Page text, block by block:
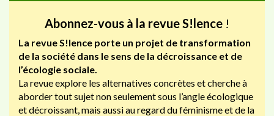
Abonnez-vous à la revue S!lence !
La revue S!lence porte un projet de transformation
de la société dans le sens de la décroissance et de
l’écologie sociale.
La revue explore les alternatives concrètes et cherche à
aborder tout sujet non seulement sous l’angle écologique
et décroissant, mais aussi au regard du féminisme et de la